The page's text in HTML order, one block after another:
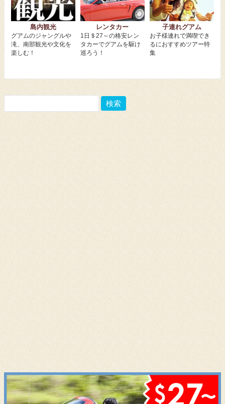
島内観光
グアムのジャングルや
滝、南部観光や文化を
楽しむ！
レンタカー
1日＄27～の格安レン
タカーでグアムを駆け
巡ろう！
子連れグアム
お子様連れで満喫でき
るにおすすめツアー特
集